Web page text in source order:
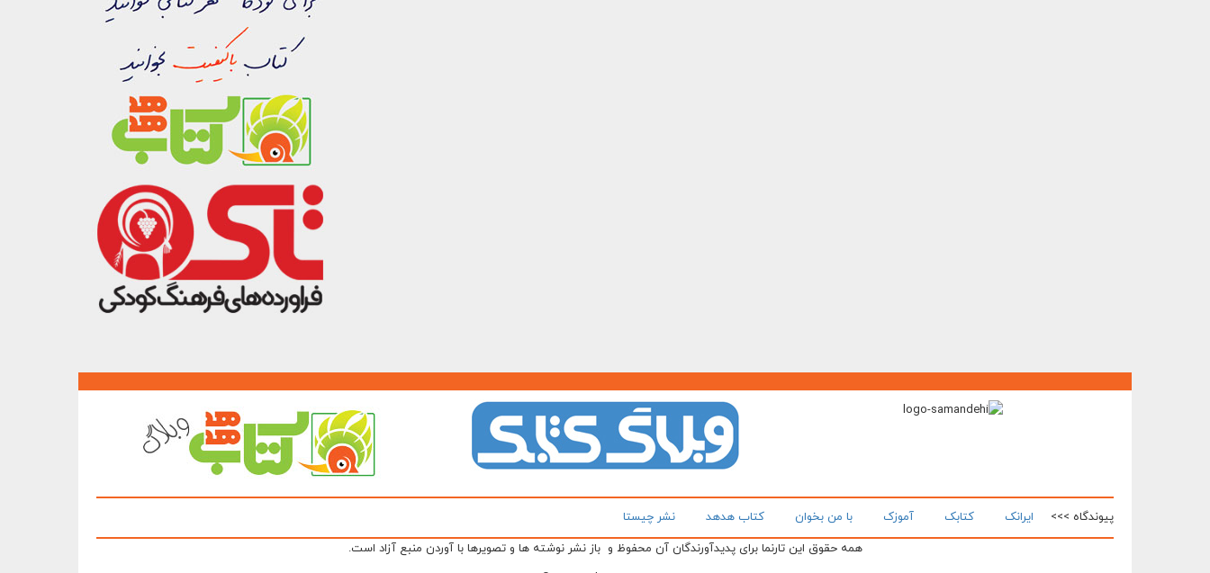
پیوندگاه >>> ایرانک کتابک آموزک با من بخوان کتاب هدهد
نشر چیستا
همه حقوق این تارنما برای پدیدآورندگان آن محفوظ و باز نشر نوشته ها و تصویرها با آوردن منبع آزاد است.